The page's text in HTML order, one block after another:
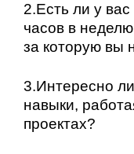
2.Есть ли у
часов в
за которую вы
3.Интересно
навыки,
проектах?